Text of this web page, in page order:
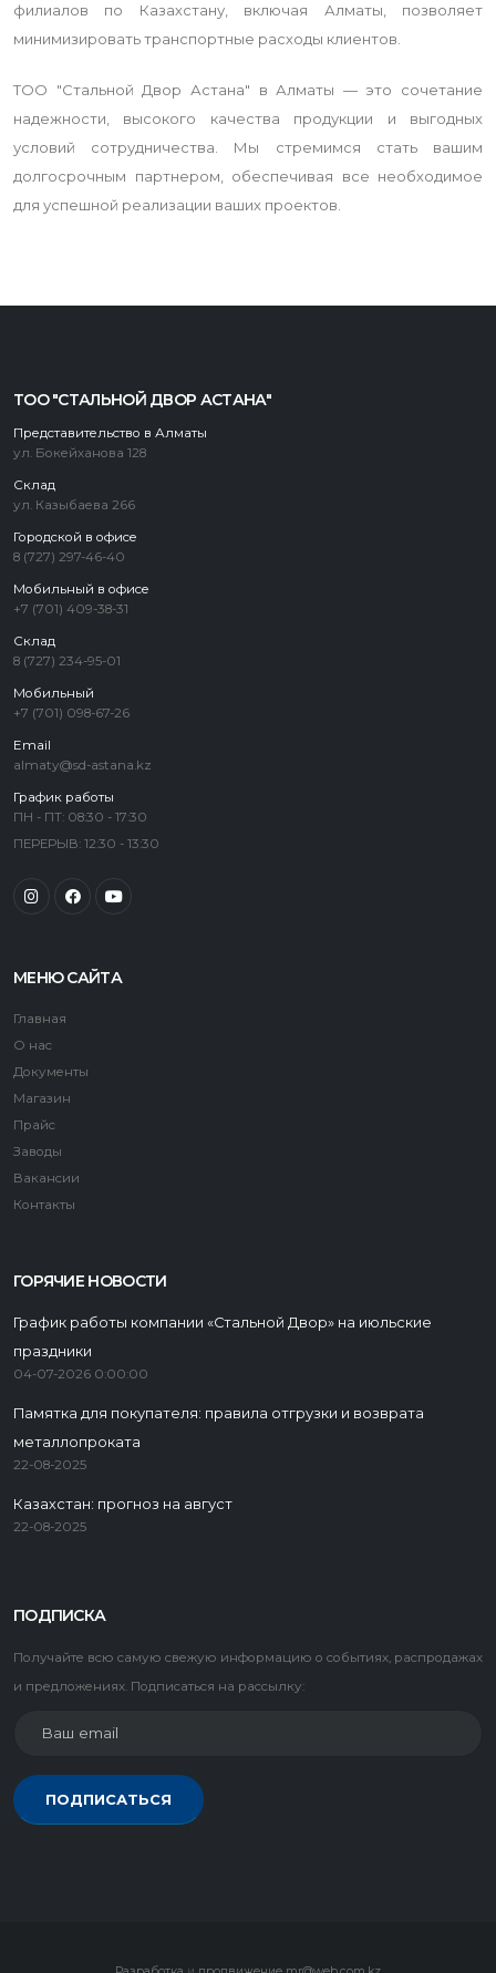
филиалов по Казахстану, включая Алматы, позволяет
минимизировать транспортные расходы клиентов.
ТОО "Стальной Двор Астана" в Алматы — это сочетание
надежности, высокого качества продукции и выгодных
условий сотрудничества. Мы стремимся стать вашим
долгосрочным партнером, обеспечивая все необходимое
для успешной реализации ваших проектов.
ТОО "СТАЛЬНОЙ ДВОР АСТАНА"
Представительство в Алматы
ул. Бокейханова 128
Склад
ул. Казыбаева 266
Городской в офисе
8 (727) 297-46-40
Мобильный в офисе
+7 (701) 409-38-31
Склад
8 (727) 234-95-01
Мобильный
+7 (701) 098-67-26
Email
almaty@sd-astana.kz
График работы
ПН - ПТ: 08:30 - 17:30
ПЕРЕРЫВ: 12:30 - 13:30
МЕНЮ САЙТА
Главная
О нас
Документы
Магазин
Прайс
Заводы
Вакансии
Контакты
ГОРЯЧИЕ НОВОСТИ
График работы компании «Стальной Двор» на июльские
праздники
04-07-2026 0:00:00
Памятка для покупателя: правила отгрузки и возврата
металлопроката
22-08-2025
Казахстан: прогноз на август
22-08-2025
ПОДПИСКА
Получайте всю самую свежую информацию о событиях, распродажах
и предложениях. Подписаться на рассылку:
ПОДПИСАТЬСЯ